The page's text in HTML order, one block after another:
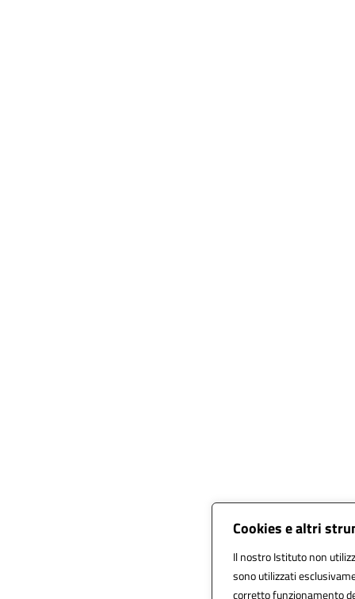
Cookies e altri
Il nostro Istituto non
sono utilizzati
corretto funzionamento